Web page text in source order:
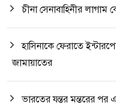
চীনা সেনাবাহিনীর লাগাম
হাসিনাকে ফেরাতে
জামায়াতের
ভারতের যন্তর মন্তরের পর